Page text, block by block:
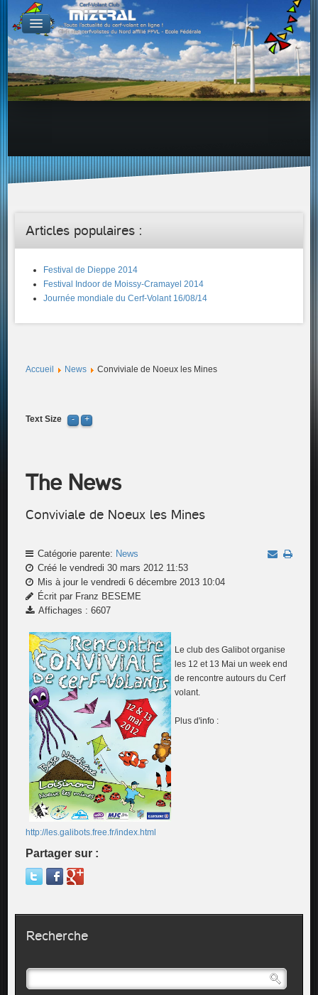
De par le monde
GALERIES
Galerie Photo
Galerie KAP
Galerie Vidéo
Proposer un lien sur votre site Web
Proposer un nouveau lien !
Articles populaires :
Festival de Dieppe 2014
Festival Indoor de Moissy-Cramayel 2014
Journée mondiale du Cerf-Volant 16/08/14
Accueil News Conviviale de Noeux les Mines
Text Size
The News
Conviviale de Noeux les Mines
Catégorie parente: News
Créé le vendredi 30 mars 2012 11:53
Mis à jour le vendredi 6 décembre 2013 10:04
Écrit par Franz BESEME
Affichages : 6607
Le club des Galibot organise
les 12 et 13 Mai un week end
de rencontre autours du Cerf
volant.
Plus d'info :
http://les.galibots.free.fr/index.html
Partager sur :
Recherche